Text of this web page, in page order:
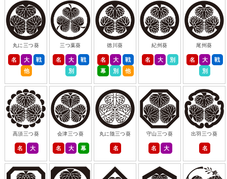
丸に三つ葵
名 大
戦
他
三つ葉葵
名 大
戦
別
徳川葵
名 大
戦
幕
別 他
紀州葵
名 大 別
尾州葵
名 大
戦
別
高須三つ葵
名 大
会津三つ葵
名 大 幕
丸に陰三つ葵
名
守山三つ葵
名 大
出羽三つ葵
名